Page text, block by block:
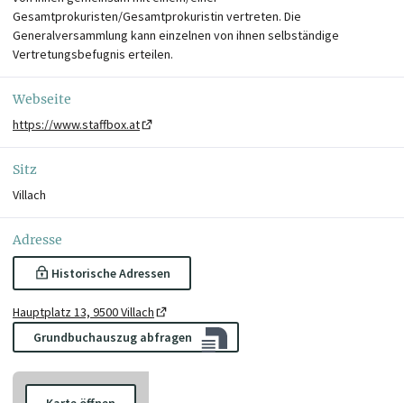
Gesamtprokuristen/Gesamtprokuristin vertreten. Die
Generalversammlung kann einzelnen von ihnen selbständige
Vertretungsbefugnis erteilen.
Webseite
https://www.staffbox.at
Sitz
Villach
Adresse
Historische Adressen
Hauptplatz 13, 9500 Villach
Grundbuchauszug abfragen